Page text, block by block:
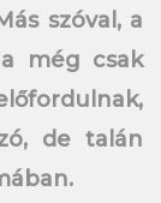
szóval, a
még csak
de talán